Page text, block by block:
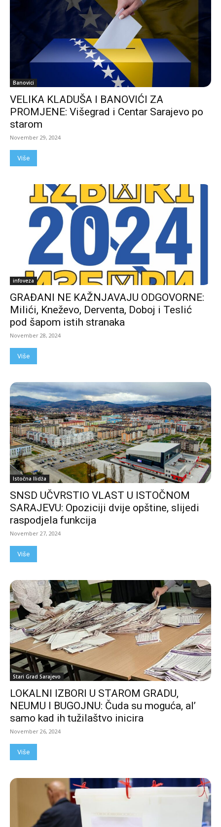
Banovici
VELIKA KLADUŠA I BANOVIĆI ZA
PROMJENE: Višegrad i Centar Sarajevo po
starom
November 29, 2024
Više
infoveza
GRAĐANI NE KAŽNJAVAJU ODGOVORNE:
Milići, Kneževo, Derventa, Doboj i Teslić
pod šapom istih stranaka
November 28, 2024
Više
Istočna Ilidža
SNSD UČVRSTIO VLAST U ISTOČNOM
SARAJEVU: Opoziciji dvije opštine, slijedi
raspodjela funkcija
November 27, 2024
Više
Stari Grad Sarajevo
LOKALNI IZBORI U STAROM GRADU,
NEUMU I BUGOJNU: Čuda su moguća, al’
samo kad ih tužilaštvo inicira
November 26, 2024
Više